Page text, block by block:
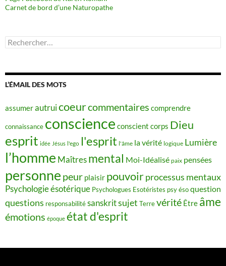
Carnet de bord d’une Naturopathe
Rechercher :
L’ÉMAIL DES MOTS
assumerautruicoeurcommentaires comprendre
connaissance conscience conscient corps Dieu
esprit idée Jésus l'ego l'esprit l'âme la vérité logique Lumière
l’homme Maîtres mental Moi-Idéalisé paix pensées
personne peur plaisir pouvoirprocessus mentaux
Psychologie ésotérique Psychologues Esotéristes psy ésoquestion
questions responsabilitésanskritsujet Terrevérité Être âme
émotions époque état d'esprit